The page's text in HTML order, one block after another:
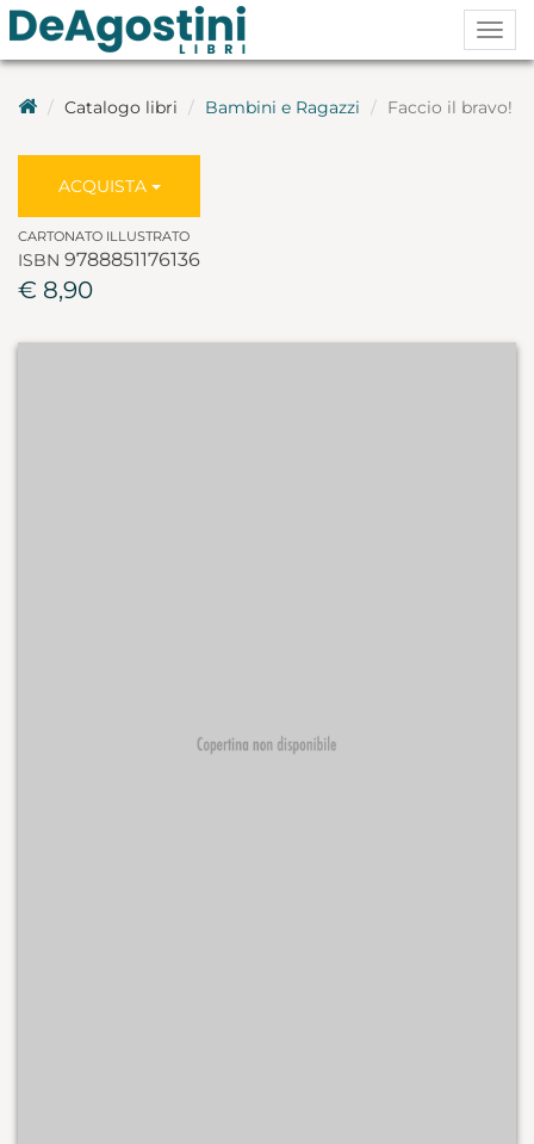
Catalogo libri Bambini e Ragazzi Faccio il bravo!
ACQUISTA
CARTONATO ILLUSTRATO
ISBN 9788851176136
€ 8,90